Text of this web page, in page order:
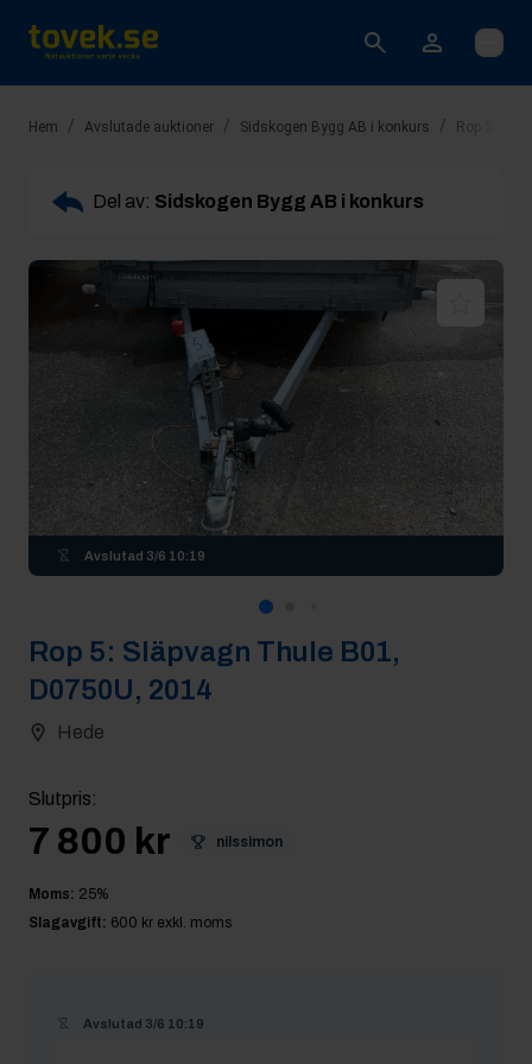
Öppna
Hem / Avslutade auktioner / Sidskogen Bygg AB i konkurs / Rop 5:
Del av: Sidskogen Bygg AB i konkurs
Avslutad 3/6 10:19
Rop 5: Släpvagn Thule B01,
D0750U, 2014
Hede
Slutpris:
7 800 kr nilssimon
Moms: 25%
Slagavgift: 600 kr exkl. moms
Avslutad 3/6 10:19